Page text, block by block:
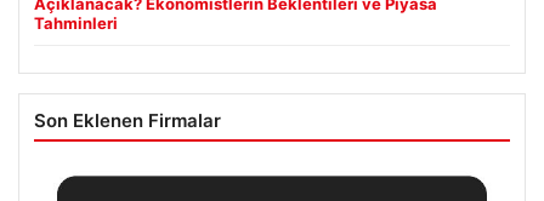
Tahminleri
Son Eklenen Firmalar